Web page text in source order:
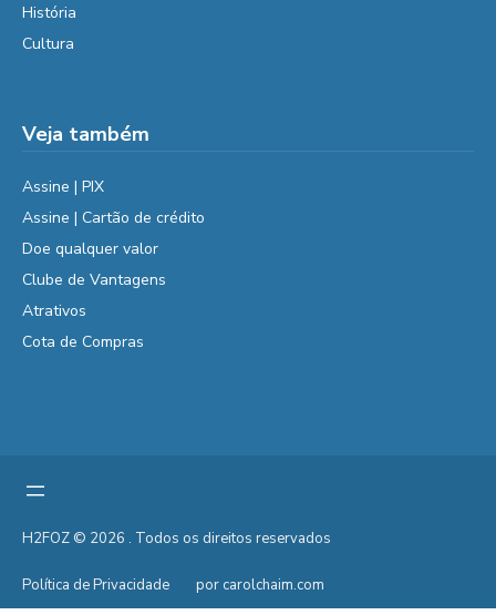
História
Cultura
Veja também
Assine | PIX
Assine | Cartão de crédito
Doe qualquer valor
Clube de Vantagens
Atrativos
Cota de Compras
H2FOZ © 2026 . Todos os direitos reservados
Política de Privacidade por carolchaim.com